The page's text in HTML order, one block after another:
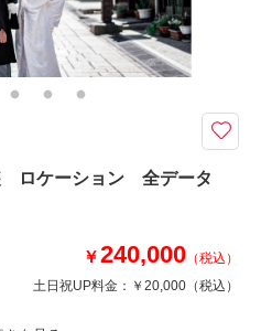
含むもの
ップ料金なし 和装小物ランクアップ
がついてきます！おふたりの
ロケーション 全データ
￥240,000 （税込）
土日祝UP料金： ￥20,000 （税込）